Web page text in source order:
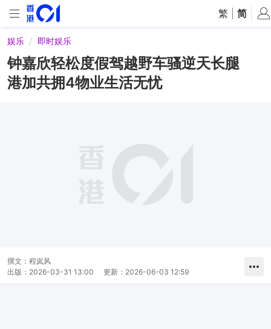
繁 简
娱乐 即时娱乐
钟嘉欣轻松度假驾越野车骚逆天长腿
港加共拥4物业生活无忧
撰文： 程岚风
出版： 2026-03-31 13:00 更新： 2026-06-03 12:59